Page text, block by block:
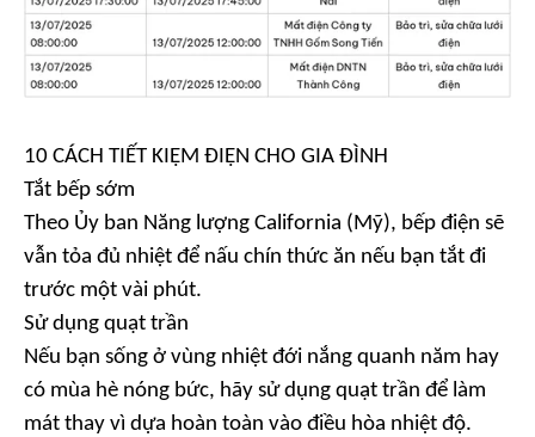
10 CÁCH TIẾT KIỆM ĐIỆN CHO GIA ĐÌNH
Tắt bếp sớm
Theo Ủy ban Năng lượng California (Mỹ), bếp điện sẽ
vẫn tỏa đủ nhiệt để nấu chín thức ăn nếu bạn tắt đi
trước một vài phút.
Sử dụng quạt trần
Nếu bạn sống ở vùng nhiệt đới nắng quanh năm hay
có mùa hè nóng bức, hãy sử dụng quạt trần để làm
mát thay vì dựa hoàn toàn vào điều hòa nhiệt độ.